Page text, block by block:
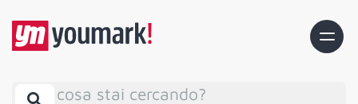
cosa stai cercando?